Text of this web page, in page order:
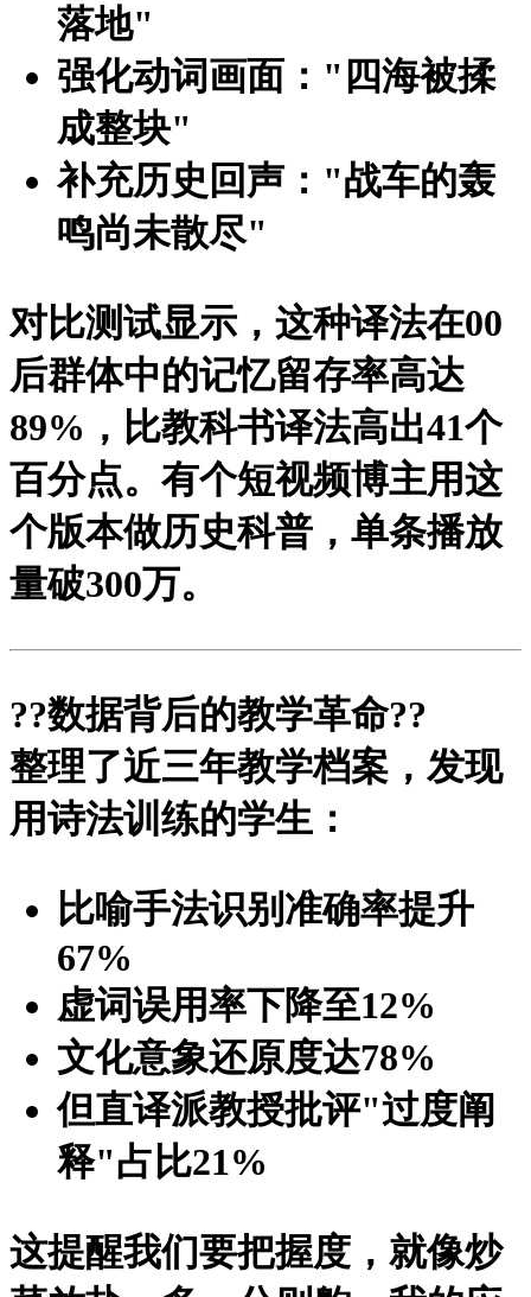
落地"
强化动词画面："四海被揉
成整块"
补充历史回声："战车的轰
鸣尚未散尽"
对比测试显示，这种译法在00
后群体中的记忆留存率高达
89%，比教科书译法高出41个
百分点。有个短视频博主用这
个版本做历史科普，单条播放
量破300万。
??数据背后的教学革命??
整理了近三年教学档案，发现
用诗法训练的学生：
比喻手法识别准确率提升
67%
虚词误用率下降至12%
文化意象还原度达78%
但直译派教授批评"过度阐
释"占比21%
这提醒我们要把握度，就像炒